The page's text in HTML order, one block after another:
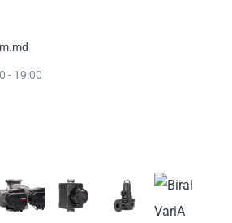
- 19:00